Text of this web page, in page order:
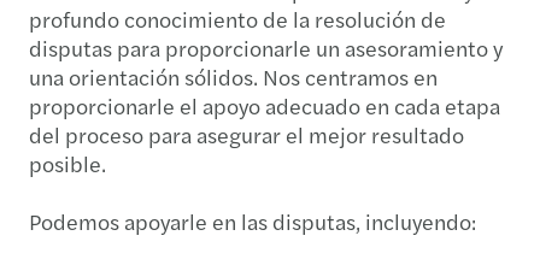
profundo conocimiento de la resolución de
disputas para proporcionarle un asesoramiento y
una orientación sólidos. Nos centramos en
proporcionarle el apoyo adecuado en cada etapa
del proceso para asegurar el mejor resultado
posible.
Podemos apoyarle en las disputas, incluyendo: